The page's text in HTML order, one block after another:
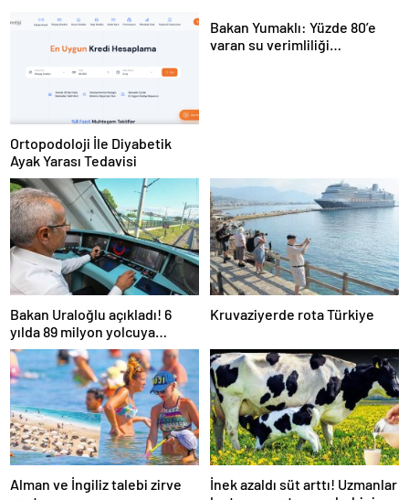
Ortopodoloji İle Diyabetik
Ayak Yarası Tedavisi
Bakan Yumaklı: Yüzde 80’e
varan su verimliliği
Bakan Uraloğlu açıkladı! 6
yılda 89 milyon yolcuya
hizmet verdi
Kruvaziyerde rota Türkiye
Alman ve İngiliz talebi zirve
İnek azaldı süt arttı! Uzmanlar